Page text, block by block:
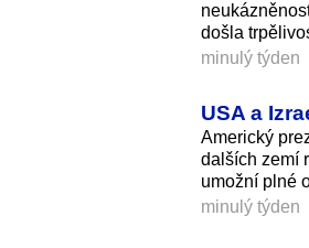
došla
minulý týden
USA a
Americký
dalších zemí
umožní plné
minulý týden